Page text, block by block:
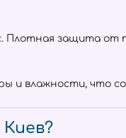
Плотная защита от
и влажности, что